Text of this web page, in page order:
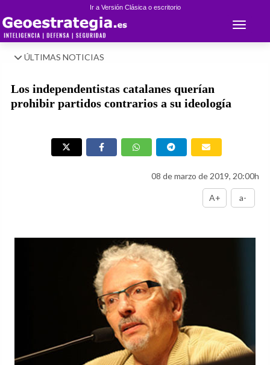
Ir a Versión Clásica o escritorio
Toggle
ÚLTIMAS NOTICIAS
Los independentistas catalanes querían
prohibir partidos contrarios a su ideología
08 de marzo de 2019, 20:00h
A+ a-